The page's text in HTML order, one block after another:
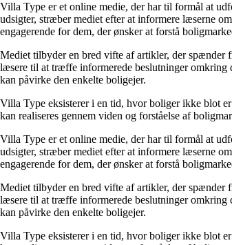
Villa Type er et online medie, der har til formål at
udsigter, stræber mediet efter at informere læserne
engagerende for dem, der ønsker at forstå
Mediet tilbyder en bred vifte af artikler, der spænder
læsere til at træffe informerede beslutninger omkring
kan påvirke den enkelte boligejer.
Villa Type eksisterer i en tid, hvor boliger ikke blot
kan realiseres gennem viden og forståelse af
Villa Type er et online medie, der har til formål at
udsigter, stræber mediet efter at informere læserne
engagerende for dem, der ønsker at forstå
Mediet tilbyder en bred vifte af artikler, der spænder
læsere til at træffe informerede beslutninger omkring
kan påvirke den enkelte boligejer.
Villa Type eksisterer i en tid, hvor boliger ikke blot